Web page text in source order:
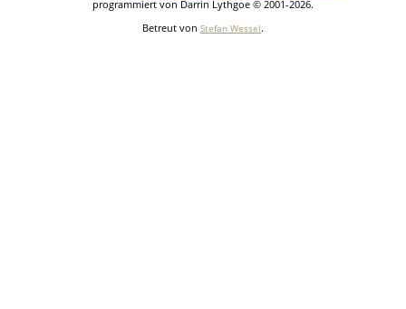
programmiert von Darrin Lythgoe © 2001-2026.
Betreut von Stefan Wessel.